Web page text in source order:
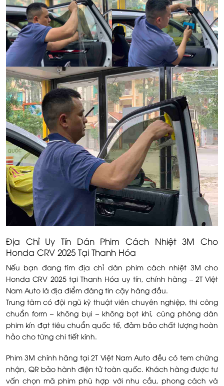
Địa Chỉ Uy Tín Dán Phim Cách Nhiệt 3M Cho
Honda CRV 2025 Tại Thanh Hóa
Nếu bạn đang tìm địa chỉ dán phim cách nhiệt 3M cho
Honda CRV 2025 tại Thanh Hóa uy tín, chính hãng – 2T Việt
Nam Auto là địa điểm đáng tin cậy hàng đầu.
Trung tâm có đội ngũ kỹ thuật viên chuyên nghiệp, thi công
chuẩn form – không bụi – không bọt khí, cùng phòng dán
phim kín đạt tiêu chuẩn quốc tế, đảm bảo chất lượng hoàn
hảo cho từng chi tiết kính.
Phim 3M chính hãng tại 2T Việt Nam Auto đều có tem chứng
nhận, QR bảo hành điện tử toàn quốc. Khách hàng được tư
vấn chọn mã phim phù hợp với nhu cầu, phong cách và